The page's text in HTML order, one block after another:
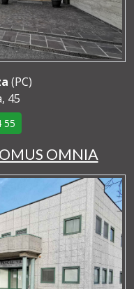
(PC)
45
55
OMNIA